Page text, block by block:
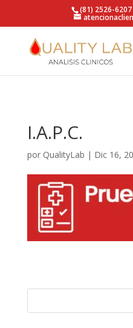
https://qualitylab.mx/(81) 2526-
I.A.P.C.
por QualityLab | Dic 16,